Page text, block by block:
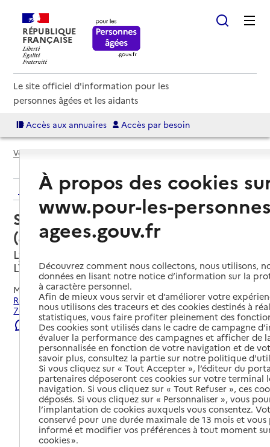
RÉPUBLIQUE
FRANÇAISE
Le site officiel d'information pour les
personnes âgées et les aidants
Accès aux annuaires Accès par besoin
Voir le fil d’Ariane
Retour aux résultats de l'annuaire
Service autonomie à domicile
(aide) – O2 Rive Gauche
Lyon 7e Arrondissement, METROPOLE DE
LYON
Mis à jour le02/08/2026
Rechercher les établissements et services autour de Lyon
7e Arrondissement.
Signaler une erreur
À propos des cookies
www.pour-les-
agees.gouv.fr
Découvrez comment nous collectons, nous utilisons,
données en lisant notre notice d’information sur la
à caractère personnel.
Afin de mieux vous servir et d’améliorer votre
nous utilisons des traceurs et des cookies destinés à
statistiques, vous faire profiter pleinement des
Des cookies sont utilisés dans le cadre de campagne
évaluer la performance des campagnes et afficher de
personnalisée en fonction de votre navigation et de
savoir plus, consultez la partie sur notre politique
Si vous cliquez sur « Tout Accepter », l’éditeur du
partenaires déposeront ces cookies sur votre terminal
navigation. Si vous cliquez sur « Tout Refuser », ces
déposés. Si vous cliquez sur « Personnaliser », vous
l’implantation de cookies auxquels vous consentez.
conservé pour une durée maximale de 13 mois et
informé et modifier vos préférences à tout moment
cookies ».